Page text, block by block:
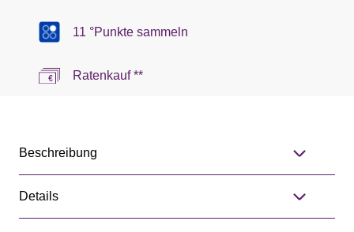
11 °Punkte sammeln
Ratenkauf **
Beschreibung
Details